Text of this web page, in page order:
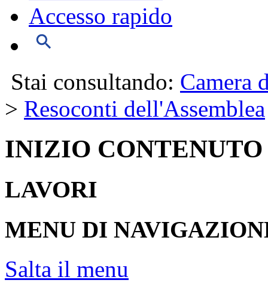
Accesso rapido
Stai consultando: Camera
> Resoconti dell'Assemblea
INIZIO CONTENUTO
LAVORI
MENU DI
Salta il menu